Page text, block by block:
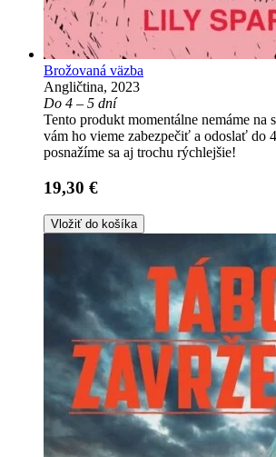
Brožovaná väzba
Angličtina, 2023
Do 4 – 5 dní
Tento produkt momentálne nemáme na
vám ho vieme zabezpečiť a odoslať do
posnažíme sa aj trochu rýchlejšie!
19,30 €
Vložiť do košíka